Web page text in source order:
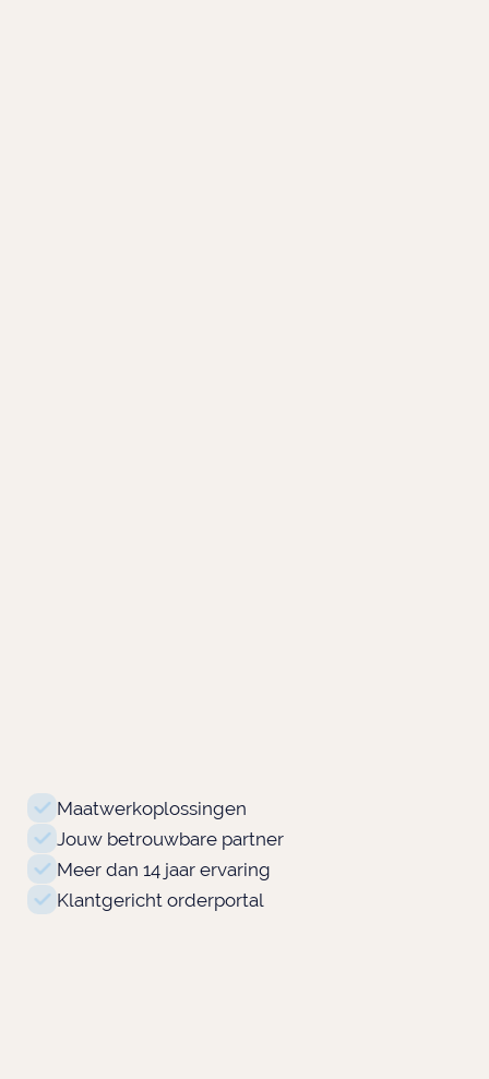
Maatwerkoplossingen
Jouw betrouwbare partner
Meer dan 14 jaar ervaring
Klantgericht orderportal